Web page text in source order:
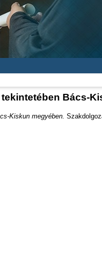
Bács-
Kiskun megyében.